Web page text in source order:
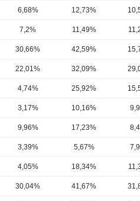
6,68% 12,73%
7,2% 11,49%
30,66% 42,59%
22,01% 32,09%
4,74% 25,92%
3,17% 10,16%
9,96% 17,23%
3,39% 5,67%
4,05% 18,34%
30,04% 41,67%